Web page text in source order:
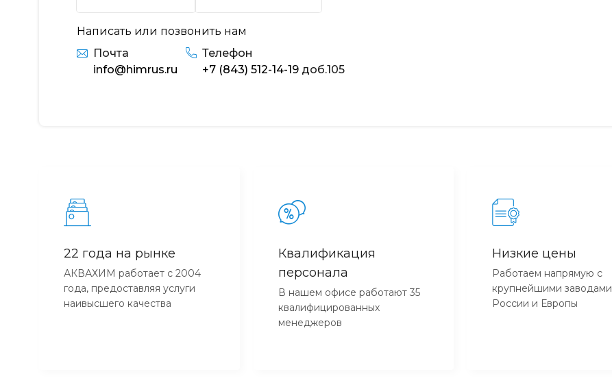
Написать или позвонить нам
Почта
info@himrus.ru
Телефон
+7 (843) 512-14-19 доб.105
22 года на рынке
АКВАХИМ работает с 2004
года, предоставляя услуги
наивысшего качества
Квалификация
персонала
В нашем офисе работают 35
квалифицированных
менеджеров
Низкие цены
Работаем напрямую с
крупнейшими заводами
России и Европы